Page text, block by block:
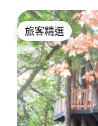
旅客精選
旅客精選